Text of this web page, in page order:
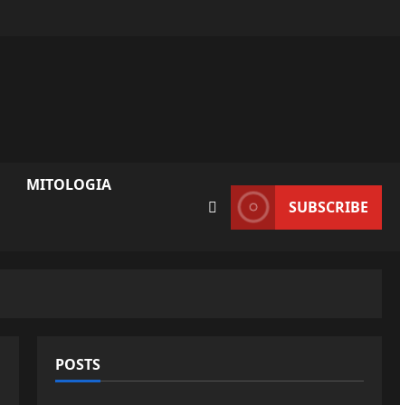
MITOLOGIA
SUBSCRIBE
POSTS